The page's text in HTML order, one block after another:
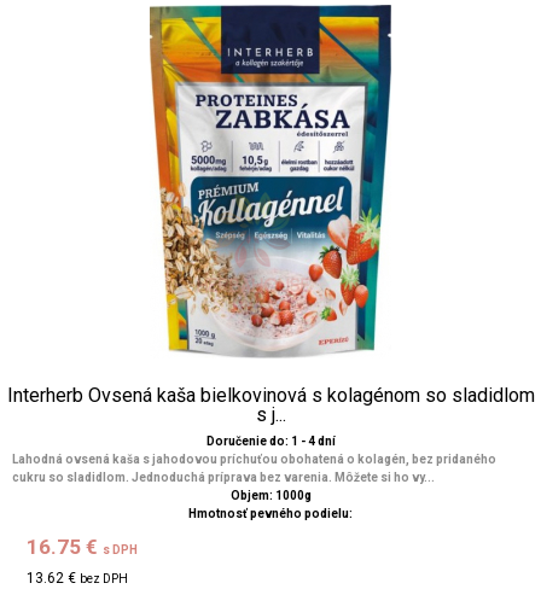
Interherb Ovsená kaša bielkovinová s kolagénom so sladidlom
s j...
Doručenie do: 1 - 4 dní
Lahodná ovsená kaša s jahodovou príchuťou obohatená o kolagén, bez pridaného
cukru so sladidlom. Jednoduchá príprava bez varenia. Môžete si ho vy...
Objem: 1000g
Hmotnosť pevného podielu:
16.75 € s DPH
13.62 € bez DPH